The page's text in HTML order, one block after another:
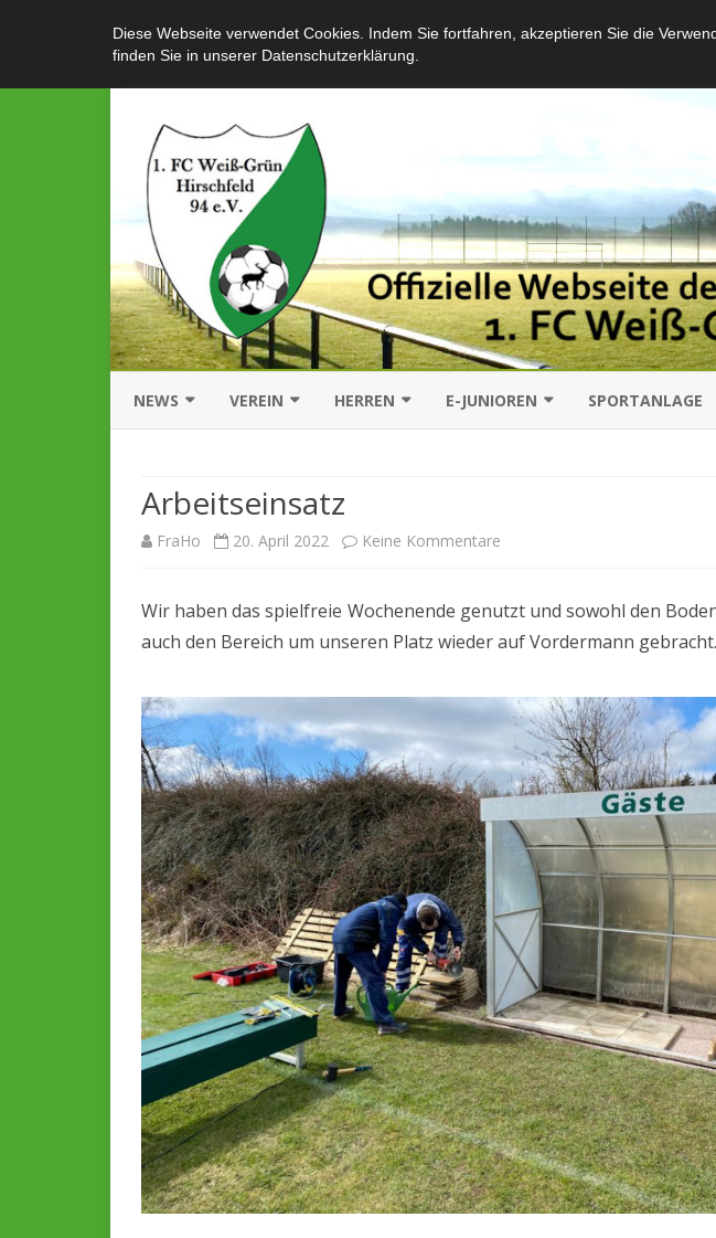
Diese Webseite verwendet Cookies. Indem Sie fortfahren, akzeptieren Sie die
finden Sie in unserer Datenschutzerklärung.
NEWS
SPIELBERICHTE
ARCHIV
VEREIN
CHRONIK
SCHIEDSRICHTER
HERREN E-JUNIOREN SPORTANLAGE
Arbeitseinsatz
FraHo 20. April 2022 Keine Kommentare
Wir haben das spielfreie Wochenende genutzt und sowohl den
auch den Bereich um unseren Platz wieder auf Vordermann